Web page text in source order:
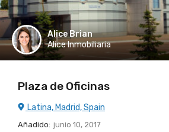
Alice Brian
Alice Inmobiliaria
Plaza de Oficinas
Latina, Madrid, Spain
Añadido: junio 10, 2017